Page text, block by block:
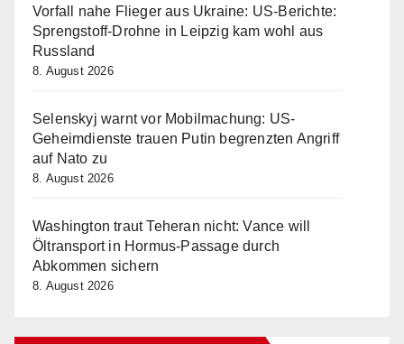
Vorfall nahe Flieger aus Ukraine: US-Berichte:
Sprengstoff-Drohne in Leipzig kam wohl aus
Russland
8. August 2026
Selenskyj warnt vor Mobilmachung: US-
Geheimdienste trauen Putin begrenzten Angriff
auf Nato zu
8. August 2026
Washington traut Teheran nicht: Vance will
Öltransport in Hormus-Passage durch
Abkommen sichern
8. August 2026